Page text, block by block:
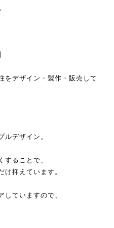
をデザイン・製作・販売して
ルデザイン。
することで、
け抑えています。
していますので、